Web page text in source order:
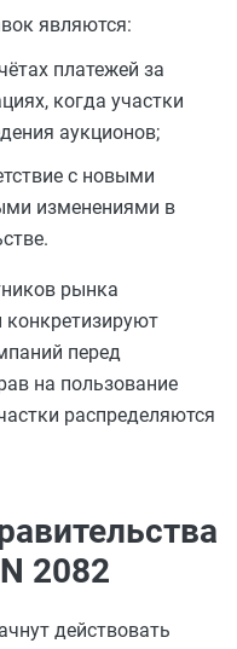
являются:
платежей за
когда участки
аукционов;
с новыми
изменениями в
рынка
конкретизируют
перед
на пользование
распределяются
2082
действовать